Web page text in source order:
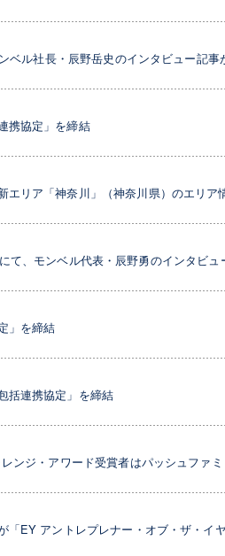
ベル社長・辰野岳史のインタビュー記事
携協定」を締結
エリア「神奈川」（神奈川県）のエリア
て、モンベル代表・辰野勇のインタビュ
」を締結
括連携協定」を締結
ンジ・アワード受賞者はパッシュファミ
「EY アントレプレナー・オブ・ザ・イ